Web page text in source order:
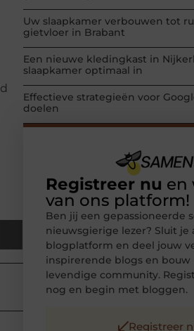
Uw slaapkamer verbouwen tot
gietvloer in Brabant
Een nieuwe kledingkast in
slaapkamer optimaal in
Effectieve strategieën voor
doelen
Registreer nu en
van ons platform!
Ben jij een gepassioneerde
nieuwsgierige lezer? Sluit je
blogplatform en deel jouw
inspirerende blogs en bouw
levendige community.
nog en begin met bloggen.
Registreer